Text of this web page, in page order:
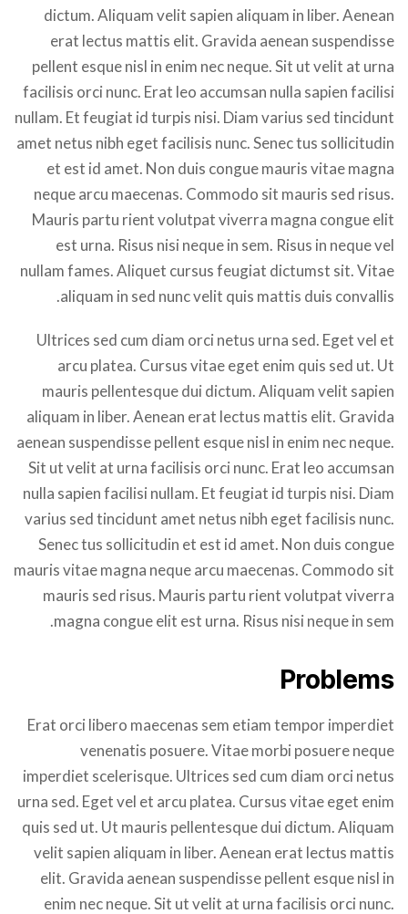
dictum. Aliquam velit sapien aliquam in liber. Aenean
erat lectus mattis elit. Gravida aenean suspendisse
pellent esque nisl in enim nec neque. Sit ut velit at urna
facilisis orci nunc. Erat leo accumsan nulla sapien facilisi
nullam. Et feugiat id turpis nisi. Diam varius sed tincidunt
amet netus nibh eget facilisis nunc. Senec tus sollicitudin
et est id amet. Non duis congue mauris vitae magna
neque arcu maecenas. Commodo sit mauris sed risus.
Mauris partu rient volutpat viverra magna congue elit
est urna. Risus nisi neque in sem. Risus in neque vel
nullam fames. Aliquet cursus feugiat dictumst sit. Vitae
aliquam in sed nunc velit quis mattis duis convallis.
Ultrices sed cum diam orci netus urna sed. Eget vel et
arcu platea. Cursus vitae eget enim quis sed ut. Ut
mauris pellentesque dui dictum. Aliquam velit sapien
aliquam in liber. Aenean erat lectus mattis elit. Gravida
aenean suspendisse pellent esque nisl in enim nec neque.
Sit ut velit at urna facilisis orci nunc. Erat leo accumsan
nulla sapien facilisi nullam. Et feugiat id turpis nisi. Diam
varius sed tincidunt amet netus nibh eget facilisis nunc.
Senec tus sollicitudin et est id amet. Non duis congue
mauris vitae magna neque arcu maecenas. Commodo sit
mauris sed risus. Mauris partu rient volutpat viverra
magna congue elit est urna. Risus nisi neque in sem.
Problems
Erat orci libero maecenas sem etiam tempor imperdiet
venenatis posuere. Vitae morbi posuere neque
imperdiet scelerisque. Ultrices sed cum diam orci netus
urna sed. Eget vel et arcu platea. Cursus vitae eget enim
quis sed ut. Ut mauris pellentesque dui dictum. Aliquam
velit sapien aliquam in liber. Aenean erat lectus mattis
elit. Gravida aenean suspendisse pellent esque nisl in
enim nec neque. Sit ut velit at urna facilisis orci nunc.